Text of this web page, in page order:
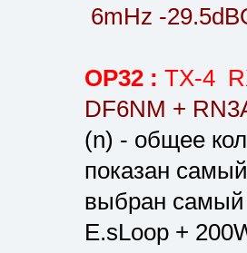
6mHz -
OP32 : TX-4
DF6NM +
(n) - общее
показан
выбран
E.sLoop +